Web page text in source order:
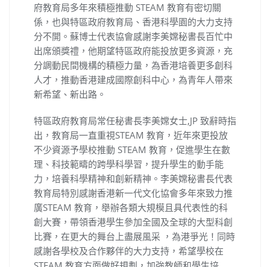
府教育局多年來積極推動 STEAM 教育有密切關
係，也與特區政府教育局、香港科學園的大力支持
分不開。蘇博士代表協會感謝李美嫦秘書長百忙中
出席頒獎禮，他期望特區政府能投放更多資源，充
分調動民間機構的積極力量，為香港培養更多創科
人才，推動香港建成國際創科中心，為青年人帶來
新希望、新出路。
特區政府教育局常任秘書長李美嫦女士,JP 致辭時指
出，教育局一直重視STEAM 教育，近年來更投放
不少資源予學校推動 STEAM 教育，促進學生在數
理、科技範疇的跨學科學習，提升學生的動手能
力，培養科學精神和創新精神。李美嫦秘書長代表
教育局特別感謝香港新一代文化協會多年來致力推
廣STEAM 教育，舉辦各類大規模且具代表性的科
創大賽，帶領香港學生參加全國及全球的大型科創
比賽，在更大的舞台上盡展風采 ，為港爭光！同時
感謝各學校及合作夥伴的大力支持，希望學校在